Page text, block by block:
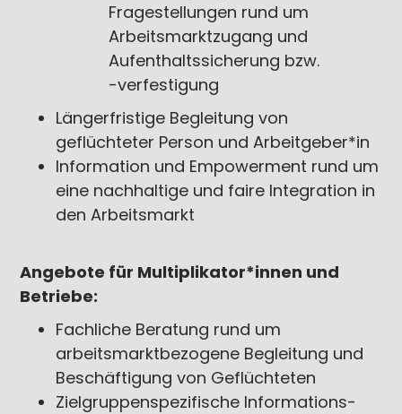
Fragestellungen rund um
Arbeitsmarktzugang und
Aufenthaltssicherung bzw.
-verfestigung
Längerfristige Begleitung von
geflüchteter Person und Arbeitgeber*in
Information und Empowerment rund um
eine nachhaltige und faire Integration in
den Arbeitsmarkt
Angebote für Multiplikator*innen und
Betriebe:
Fachliche Beratung rund um
arbeitsmarktbezogene Begleitung und
Beschäftigung von Geflüchteten
Zielgruppenspezifische Informations-